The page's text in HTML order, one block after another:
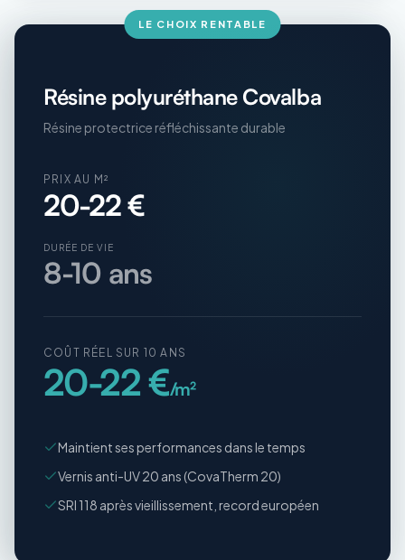
LE CHOIX RENTABLE
Résine polyuréthane Covalba
Résine protectrice réfléchissante durable
PRIX AU M²
20-22 €
DURÉE DE VIE
8-10 ans
COÛT RÉEL SUR 10 ANS
20-22 €/m²
Maintient ses performances dans le temps
Vernis anti-UV 20 ans (CovaTherm 20)
SRI 118 après vieillissement, record européen